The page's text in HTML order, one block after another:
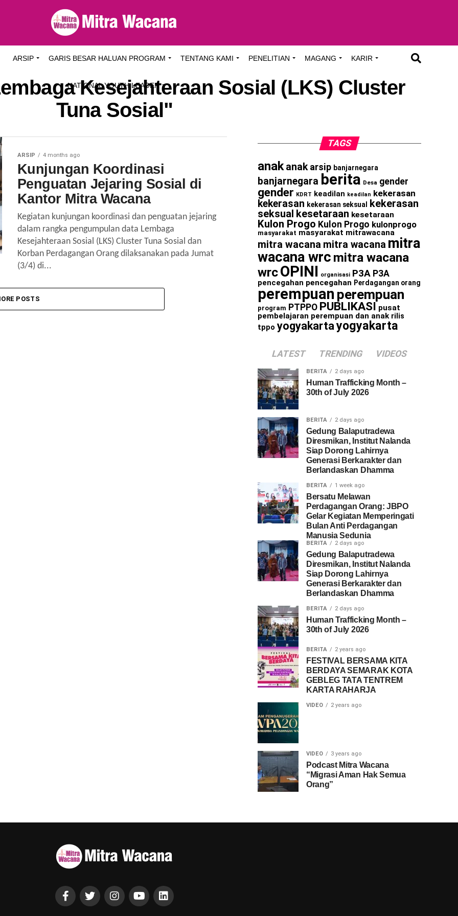
ARSIP GARIS BESAR HALUAN PROGRAM TENTANG KAMI PENELITIAN MAGANG KARIR
NATIONAL YOUTH LEADER
Kesejahteraan Sosial (LKS) Cluster
Tuna Sosial"
ARSIP 4 months ago
Kunjungan Koordinasi
Penguatan Jejaring Sosial di
Kantor Mitra Wacana
Kegiatan kunjungan koordinasi dan penguatan jejaring
dalam rangka pengumpulan data Lembaga
Kesejahteraan Sosial (LKS) Cluster Tuna Sosial dan
Korban Perdagangan Orang dilaksanakan pada Jumat
(3/4) di...
POSTS
TAGS
anak anak arsip banjarnegara
banjarnegara berita Desa gender
gender KDRT keadilan keadilan kekerasan
kekerasan kekerasan seksual
kekerasan
seksual kesetaraan kesetaraan
Kulon Progo Kulon Progo kulonprogo
masyarakat masyarakat mitrawacana
mitra wacana mitra wacana mitra
wacana wrc mitra wacana
wrcOPINI organisasi P3A P3A
pencegahan pencegahan Perdagangan orang
perempuan perempuan
program PTPPO PUBLIKASI pusat
pembelajaran perempuan dan anak rilis
tppo yogyakartayogyakarta
LATEST TRENDING VIDEOS
BERITA 2 days ago
Human Trafficking Month –
30th of July 2026
BERITA 2 days ago
Gedung Balaputradewa
Diresmikan, Institut Nalanda
Siap Dorong Lahirnya
Generasi Berkarakter dan
Berlandaskan Dhamma
BERITA 1 week ago
Bersatu Melawan
Perdagangan Orang: JBPO
Gelar Kegiatan Memperingati
Bulan Anti Perdagangan
Manusia Sedunia
BERITA 2 days ago
Gedung Balaputradewa
Diresmikan, Institut Nalanda
Siap Dorong Lahirnya
Generasi Berkarakter dan
Berlandaskan Dhamma
BERITA 2 days ago
Human Trafficking Month –
30th of July 2026
BERITA 2 years ago
FESTIVAL BERSAMA KITA
BERDAYA SEMARAK KOTA
GEBLEG TATA TENTREM
KARTA RAHARJA
VIDEO 2 years ago
VIDEO 3 years ago
Podcast Mitra Wacana
“Migrasi Aman Hak Semua
Orang”